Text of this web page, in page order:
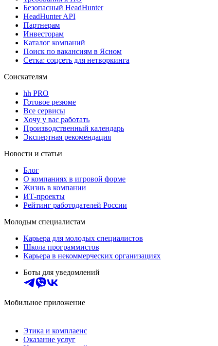
Безопасный HeadHunter
HeadHunter API
Партнерам
Инвесторам
Каталог компаний
Поиск по вакансиям в Ясном
Сетка: соцсеть для нетворкинга
Соискателям
hh PRO
Готовое резюме
Все сервисы
Хочу у вас работать
Производственный календарь
Экспертная рекомендация
Новости и статьи
Блог
О компаниях в игровой форме
Жизнь в компании
ИТ-проекты
Рейтинг работодателей России
Молодым специалистам
Карьера для молодых специалистов
Школа программистов
Карьера в некоммерческих организациях
Боты для уведомлений
Мобильное приложение
Этика и комплаенс
Оказание услуг